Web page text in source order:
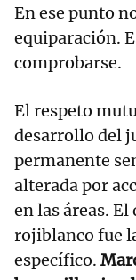
En ese punto
equiparación.
comprobarse.
El respeto
desarrollo del
permanente
alterada por
en las áreas.
rojiblanco fue
específico.